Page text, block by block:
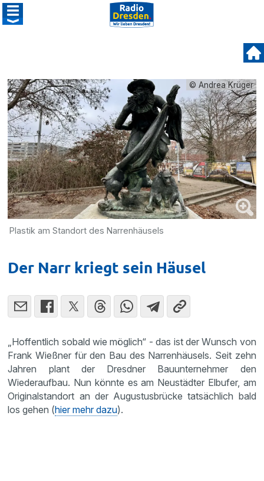
© Andrea Krüger
Plastik am Standort des Narrenhäusels
Der Narr kriegt sein Häusel
„Hoffentlich sobald wie möglich“ - das ist der Wunsch von
Frank Wießner für den Bau des Narrenhäusels. Seit zehn
Jahren plant der Dresdner Bauunternehmer den
Wiederaufbau. Nun könnte es am Neustädter Elbufer, am
Originalstandort an der Augustusbrücke tatsächlich bald
los gehen (hier mehr dazu).